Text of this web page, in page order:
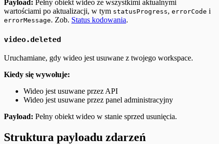
Payload: Pełny obiekt wideo ze wszystkimi aktualnymi
wartościami po aktualizacji, w tym statusProgress, errorCode i
errorMessage. Zob. Status kodowania.
video.deleted
Uruchamiane, gdy wideo jest usuwane z twojego workspace.
Kiedy się wywołuje:
Wideo jest usuwane przez API
Wideo jest usuwane przez panel administracyjny
Payload: Pełny obiekt wideo w stanie sprzed usunięcia.
Struktura payloadu zdarzeń